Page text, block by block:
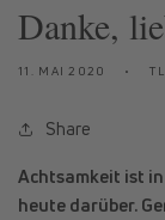
Danke,
11. MAI 2020
Share
Achtsamkeit ist
heute darüber.